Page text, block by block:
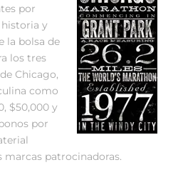
por
y
la bolsa de
los tres
Chicago,
como
$50,000 y
por
patrocinadoras.